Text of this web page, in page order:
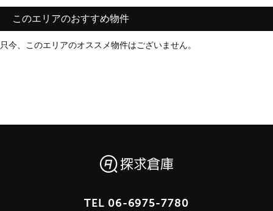
このエリアのおすすめ物件
只今、このエリアのオススメ物件はございません。
TEL 06-6975-7780